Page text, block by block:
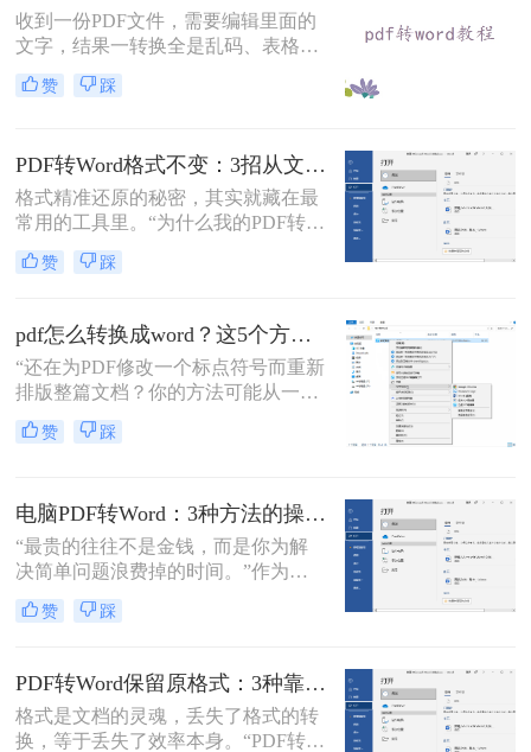
收到一份PDF文件，需要编辑里面的
文字，结果一转换全是乱码、表格错
位、图片跑偏——这种糟心事估计不
少人都遇到过。其实pdf怎么转换成
的PDF是什么类型、要转几个文件、
对排版要求高不高。本文就按不同场
景，把我自己实际用过、觉得靠谱的
转、批量处理、以及对排版要求高时
了。
赞 踩
PDF转Word格式不变：3招从文件选择到输出设置全流程！
格式精准还原的秘密，其实就藏在最
常用的工具里。“为什么我的PDF转成
Word后，格式全乱了？”——这是小
编在后台收到最多的问题之一。相信
疼：一份精心排版的报告、合同或方
案，转换后却面目全非，表格错位、
字体变异、版面混乱，不得不花费大
量时间重新调整。
赞 踩
pdf怎么转换成word？这5个方法亲测有效，职场人必备技能！
“还在为PDF修改一个标点符号而重新
排版整篇文档？你的方法可能从一开
始就错了。”作为一名深耕电脑办公
软件领域多年的测评博主，小编每天
赞 踩
电脑PDF转Word：3种方法的操作步骤和常见报错处理！
“最贵的往往不是金钱，而是你为解
决简单问题浪费掉的时间。”作为专
注电脑办公软件测评多年的博
主，“电脑怎么将pdf转换成word免
背后，是无数职场人和内容创作者面
对合同、报告、文献时，渴望高效提
取、编辑信息的真切需求。
赞 踩
PDF转Word保留原格式：3种靠谱方法的关键参数配置！
格式是文档的灵魂，丢失了格式的转
换，等于丢失了效率本身。“PDF转完